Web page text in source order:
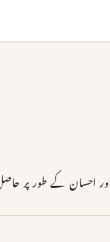
احسان کے طور پر